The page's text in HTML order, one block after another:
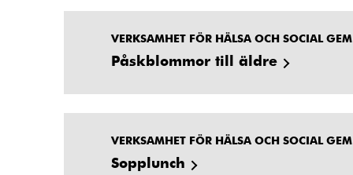
VERKSAMHET FÖR HÄLSA OCH SOCIAL
Påskblommor till äldre
VERKSAMHET FÖR HÄLSA OCH SOCIAL
Sopplunch